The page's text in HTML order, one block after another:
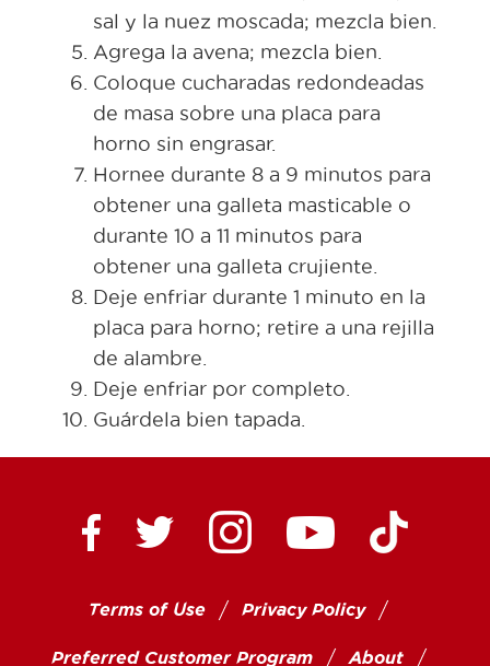
sal y la nuez moscada; mezcla bien.
Agrega la avena; mezcla bien.
Coloque cucharadas redondeadas
de masa sobre una placa para
horno sin engrasar.
Hornee durante 8 a 9 minutos para
obtener una galleta masticable o
durante 10 a 11 minutos para
obtener una galleta crujiente.
Deje enfriar durante 1 minuto en la
placa para horno; retire a una rejilla
de alambre.
Deje enfriar por completo.
Guárdela bien tapada.
Ctown Supermarkets on Facebook
Ctown Supermarkets on
Ctown Supermarkets
Ctown Ctown
Terms of Use Privacy Policy
Preferred Customer Program About